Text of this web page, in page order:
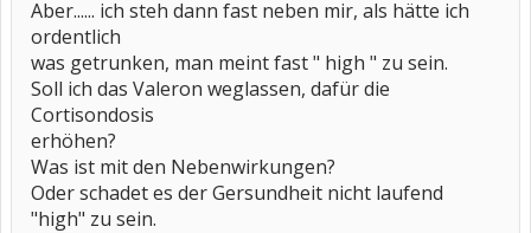
Aber...... ich steh dann fast neben mir, als hätte ich
ordentlich
was getrunken, man meint fast " high " zu sein.
Soll ich das Valeron weglassen, dafür die
Cortisondosis
erhöhen?
Was ist mit den Nebenwirkungen?
Oder schadet es der Gersundheit nicht laufend
"high" zu sein.